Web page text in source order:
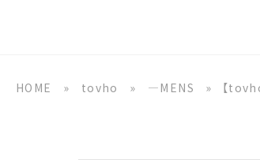
HOME » tovho » ―MENS » 【